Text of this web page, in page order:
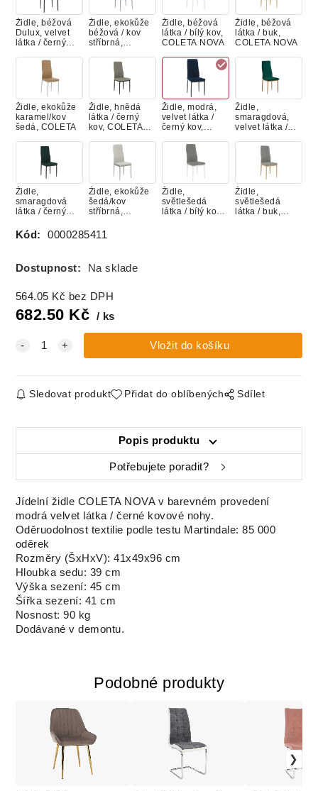
Židle, béžová
Dulux, velvet
látka / černý
Židle, ekokůže
béžová / kov
stříbrná,
Židle, béžová
látka / bílý kov,
COLETA NOVA
Židle, béžová
látka / buk,
COLETA NOVA
Židle, ekokůže
karamel/kov
šedá, COLETA
Židle, hnědá
látka / černý
kov, COLETA
Židle, modrá,
velvet látka /
černý kov,
Židle,
smaragdová,
velvet látka /
Židle,
smaragdová
látka / černý
NOVA
Židle, ekokůže
šedá/kov
stříbrná,
Židle,
světlešedá
látka / bílý kov,
Židle,
světlešedá
látka / buk,
látka / kov,
černý kov,
Kód: 0000285411
Dostupnost: Na sklade
564.05 Kč bez DPH
682.50 Kč ks
Sledovat produkt Přidat do oblíbených Sdílet
Popis produktu
Potřebujete poradit?
Jídelní židle COLETA NOVA v barevném provedení
modrá velvet látka / černé kovové nohy.
Oděruodolnost textilie podle testu Martindale: 85 000
oděrek
Rozměry (ŠxHxV): 41x49x96 cm
Hloubka sedu: 39 cm
Výška sezení: 45 cm
Šířka sezení: 41 cm
Nosnost: 90 kg
Dodávané v demontu.
Podobné produkty